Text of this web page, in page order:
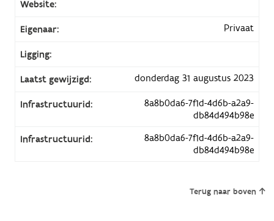
Website:
Eigenaar: Privaat
Ligging:
Laatst gewijzigd: donderdag 31 augustus 2023
Infrastructuurid:
8a8b0da6-7f1d-4d6b-a2a9-
db84d494b98e
Infrastructuurid:
8a8b0da6-7f1d-4d6b-a2a9-
db84d494b98e
Terug naar boven